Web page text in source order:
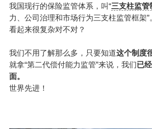
我国现行的保险监管体系，叫“三支柱监管
力、公司治理和市场行为三支柱监管框架”
看起来很复杂对不对？
我们不用了解那么多，只要知道这个制度
就拿“第二代偿付能力监管”来说，我们已
面。
世界先进！